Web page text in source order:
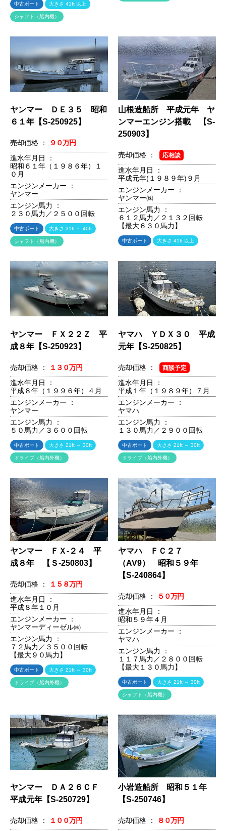
中古ボート 大きさ 41ft 以上
シャフト（船内機）
ヤンマー ＤＥ３５ 昭和
６１年【S-250925】
売却価格 ：
９０万円
進水年月日 ：
昭和６１年（１９８６年）１
０月
エンジンメーカー ：
ヤンマー
エンジン馬力 ：
２３０馬力／２５００回転
中古ボート 大きさ 31ft ～ 40ft
シャフト（船内機）
山根造船所 平成元年 ヤ
ンマーエンジン搭載 【S-
250903】
売却価格 ： 応相談
進水年月日 ：
平成元年(１９８９年)９月
エンジンメーカー ：
ヤンマー㈱
エンジン馬力 ：
６１２馬力／２１３２回転
【最大６３０馬力】
中古ボート 大きさ 41ft 以上
ヤンマー ＦＸ２２Ｚ 平
成８年【S-250923】
売却価格 ：
１３０万円
進水年月日 ：
平成８年（１９９６年）４月
エンジンメーカー ：
ヤンマー
エンジン馬力 ：
５０馬力／３６００回転
中古ボート 大きさ 21ft ～ 30ft
ドライブ（船内外機）
ヤマハ ＹＤＸ３０ 平成
元年【S-250825】
売却価格 ： 商談予定
進水年月日 ：
平成１年（１９８９年）７月
エンジンメーカー ：
ヤマハ
エンジン馬力 ：
１３０馬力／２９００回転
中古ボート 大きさ 21ft ～ 30ft
ドライブ（船内外機）
ヤンマー ＦＸ-２４ 平
成８年 【Ｓ-250803】
売却価格 ：
１５８万円
進水年月日 ：
平成８年１０月
エンジンメーカー ：
ヤンマーディーゼル㈱
エンジン馬力 ：
７２馬力／３５００回転
【最大９０馬力】
中古ボート 大きさ 21ft ～ 30ft
ドライブ（船内外機）
ヤマハ ＦＣ２７
（AV9） 昭和５９年
【S-240864】
売却価格 ：
５０万円
進水年月日 ：
昭和５９年４月
エンジンメーカー ：
ヤマハ
エンジン馬力 ：
１１７馬力／２８００回転
【最大１３０馬力】
中古ボート 大きさ 21ft ～ 30ft
シャフト（船内機）
ヤンマー ＤＡ２６ＣＦ
平成元年【S-250729】
売却価格 ：
１００万円
小岩造船所 昭和５１年
【S-250746】
売却価格 ：
８０万円